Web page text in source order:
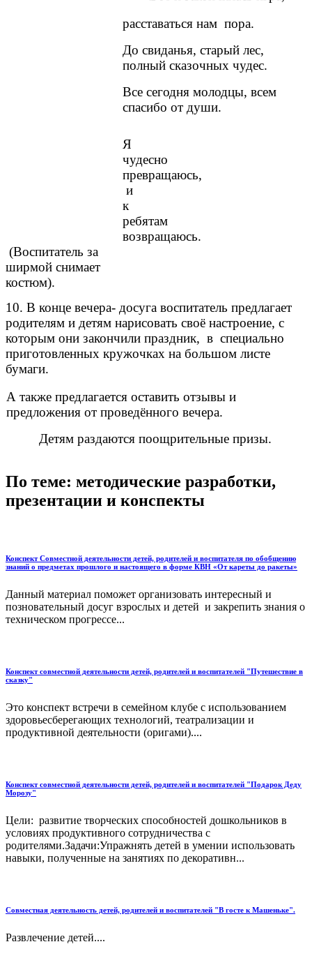
расставаться нам пора.
До свиданья, старый лес,
полный сказочных чудес.
Все сегодня молодцы, всем
спасибо от души.
Я
чудесно
превращаюсь,
и
к
ребятам
возвращаюсь.
(Воспитатель за
ширмой снимает
костюм).
10. В конце вечера- досуга воспитатель предлагает
родителям и детям нарисовать своё настроение, с
которым они закончили праздник, в специально
приготовленных кружочках на большом листе
бумаги.
А также предлагается оставить отзывы и
предложения от проведённого вечера.
Детям раздаются поощрительные призы.
По теме: методические разработки,
презентации и конспекты
Конспект Совместной деятельности детей, родителей и воспитателя по обобщению
знаний о предметах прошлого и настоящего в форме КВН «От кареты до ракеты»
Данный материал поможет организовать интересный и
позновательный досуг взрослых и детей и закрепить знания о
техническом прогрессе...
Конспект совместной деятельности детей, родителей и воспитателей "Путешествие в
сказку"
Это конспект встречи в семейном клубе с использованием
здоровьесберегающих технологий, театрализации и
продуктивной деятельности (оригами)....
Конспект совместной деятельности детей, родителей и воспитателей "Подарок Деду
Морозу"
Цели: развитие творческих способностей дошкольников в
условиях продуктивного сотрудничества с
родителями.Задачи:Упражнять детей в умении использовать
навыки, полученные на занятиях по декоративн...
Совместная деятельность детей, родителей и воспитателей "В госте к Машеньке".
Развлечение детей....